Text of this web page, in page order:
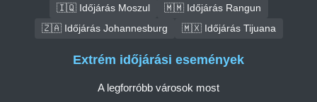
🇮🇶 Időjárás Moszul
🇲🇲 Időjárás Rangun
🇿🇦 Időjárás Johannesburg
🇲🇽 Időjárás Tijuana
Extrém időjárási események
A legforróbb városok most